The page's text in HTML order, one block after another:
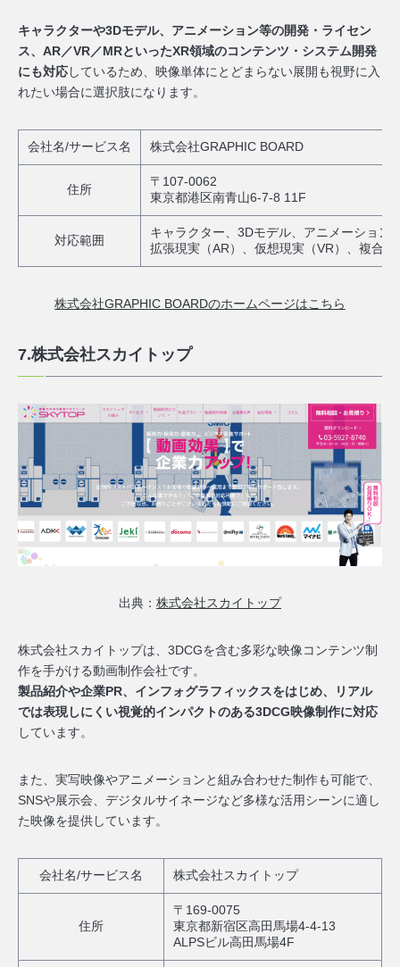
キャラクターや3Dモデル、アニメーション等の開発・ライセン
ス、AR／VR／MRといったXR領域のコンテンツ・システム開発
にも対応しているため、映像単体にとどまらない展開も視野に入
れたい場合に選択肢になります。
会社名/サービス名 株式会社GRAPHIC BOARD
住所
〒107-0062
東京都港区南青山6-7-8 11F
対応範囲
キャラクター、3Dモデル、アニメーション
拡張現実（AR）、仮想現実（VR）、複合
株式会社GRAPHIC BOARDのホームページはこちら
7.株式会社スカイトップ
出典：株式会社スカイトップ
株式会社スカイトップは、3DCGを含む多彩な映像コンテンツ制
作を手がける動画制作会社です。
製品紹介や企業PR、インフォグラフィックスをはじめ、リアル
では表現しにくい視覚的インパクトのある3DCG映像制作に対応
しています。
また、実写映像やアニメーションと組み合わせた制作も可能で、
SNSや展示会、デジタルサイネージなど多様な活用シーンに適し
た映像を提供しています。
会社名/サービス名 株式会社スカイトップ
住所
〒169-0075
東京都新宿区高田馬場4-4-13
ALPSビル高田馬場4F